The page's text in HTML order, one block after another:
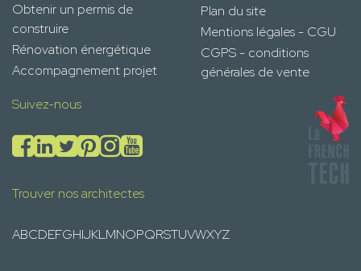
Obtenir un permis de
construire
Rénovation énergétique
Accompagnement projet
Plan du site
Mentions légales - CGU
CGPS - conditions
générales de vente
Suivez-nous
Trouver nos architectes
ABCDEFGHIJKLMNOPQRSTUVWXYZ